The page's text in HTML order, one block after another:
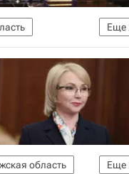
Еще
Еще
область